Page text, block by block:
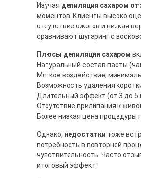
Изучая депиляция сахаром
моментов. Клиенты высоко
отсутствие ожогов и низкая
сравнивают шугаринг с
Плюсы депиляции сахаром
Натуральный состав пасты
Мягкое воздействие,
Возможность удаления
Длительный эффект (от 3 до 5
Отсутствие прилипания к
Более низкая цена процедуры
Однако, недостатки тоже
потребность в повторной
чувствительность. Часто
итоговый эффект.